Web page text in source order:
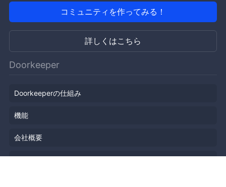
コミュニティを作ってみる！
詳しくはこちら
Doorkeeper
Doorkeeperの仕組み
機能
会社概要